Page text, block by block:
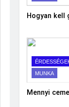
Hogyan kell
MUNKA
Mennyi